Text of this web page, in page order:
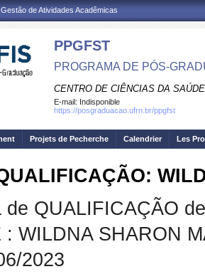
de Atividades Acadêmicas
PPGFST
PROGRAMA DE PÓS-
CENTRO DE CIÊNCIAS DA SAÚDE
E-mail: Indisponible
https://posgraduacao.ufrn.br/ppgfst
Projets de Pecherche Calendrier Les
de QUALIFICAÇÃO
: WILDNA SHARON
2023